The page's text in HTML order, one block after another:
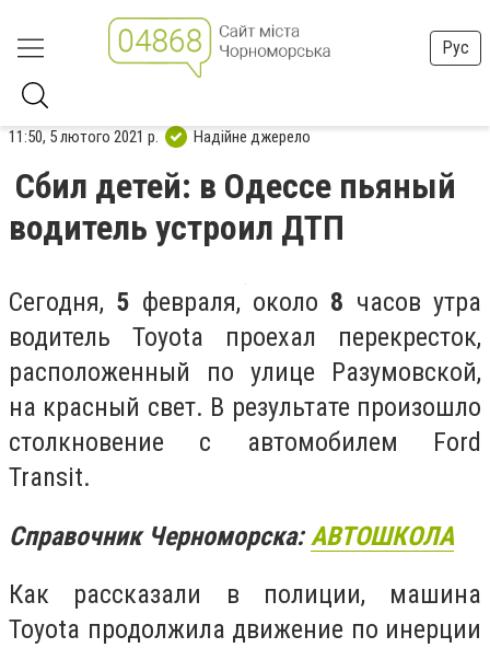
Рус
11:50, 5 лютого 2021 р. Надійне джерело
Сбил детей: в Одессе пьяный
водитель устроил ДТП
Сегодня, 5 февраля, около 8 часов утра
водитель Toyota проехал перекресток,
расположенный по улице Разумовской,
на красный свет. В результате произошло
столкновение с автомобилем Ford
Transit.
Справочник Черноморска:АВТОШКОЛА
Как рассказали в полиции, машина
Toyota продолжила движение по инерции